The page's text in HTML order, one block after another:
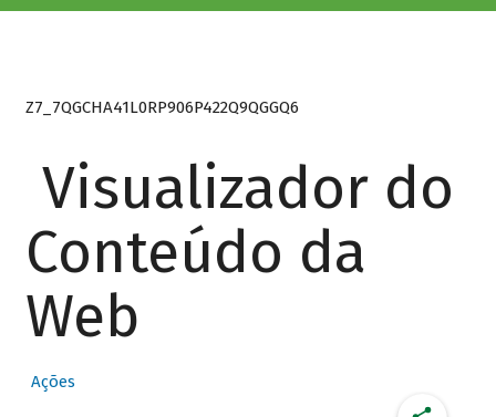
Z7_7QGCHA41L0RP906P422Q9QGGQ6
Visualizador do
Conteúdo da
Web
Ações